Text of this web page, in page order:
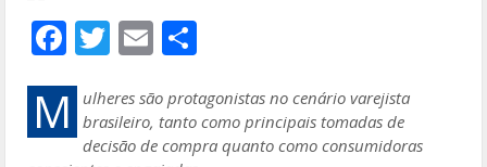
F
ac
e
b
T
w
itt
er
E
m
ai
l
ar
e
M
ulheres são protagonistas no cenário varejista
brasileiro, tanto como principais tomadas de
decisão de compra quanto como consumidoras